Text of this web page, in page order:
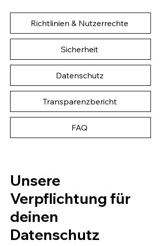
Richtlinien & Nutzerrechte
Sicherheit
Datenschutz
Transparenzbericht
FAQ
Unsere
Verpflichtung für
deinen
Datenschutz